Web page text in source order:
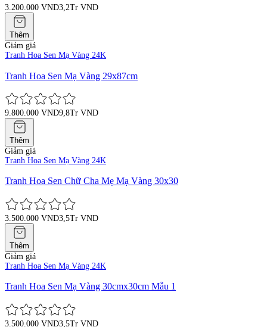
3.200.000 VND3,2Tr VND
Thêm
Giảm giá
Tranh Hoa Sen Mạ Vàng 24K
Tranh Hoa Sen Mạ Vàng 29x87cm
9.800.000 VND9,8Tr VND
Thêm
Giảm giá
Tranh Hoa Sen Mạ Vàng 24K
Tranh Hoa Sen Chữ Cha Mẹ Mạ Vàng 30x30
3.500.000 VND3,5Tr VND
Thêm
Giảm giá
Tranh Hoa Sen Mạ Vàng 24K
Tranh Hoa Sen Mạ Vàng 30cmx30cm Mẫu 1
3.500.000 VND3,5Tr VND